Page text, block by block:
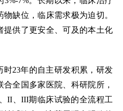
缺位，临床需求极为迫切。
提供了更安全、可及的本土化
时23年的自主研发积累，研发
全国多家医院、科研院所，
II、III期临床试验的全流程工